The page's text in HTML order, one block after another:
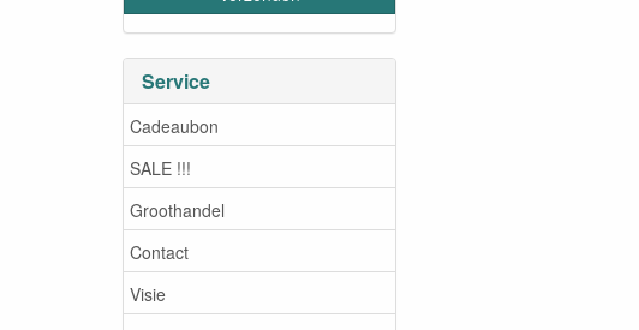
Service
Cadeaubon
SALE !!!
Groothandel
Contact
Visie